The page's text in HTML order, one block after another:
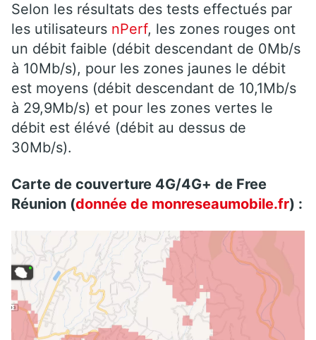
Selon les résultats des tests effectués par
les utilisateurs nPerf, les zones rouges ont
un débit faible (débit descendant de 0Mb/s
à 10Mb/s), pour les zones jaunes le débit
est moyens (débit descendant de 10,1Mb/s
à 29,9Mb/s) et pour les zones vertes le
débit est élévé (débit au dessus de
30Mb/s).
Carte de couverture 4G/4G+ de Free
Réunion (donnée de monreseaumobile.fr) :